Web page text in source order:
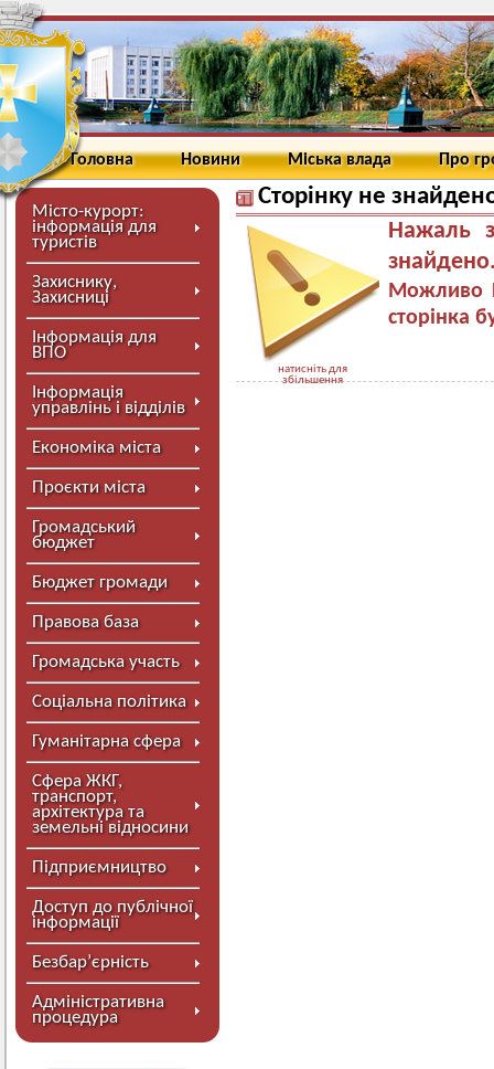
Головна Новини Міська влада Про
Місто-курорт:
інформація для
туристів
Захиснику,
Захисниці
Інформація для
ВПО
Інформація
управлінь і відділів
Економіка міста
Проєкти міста
Громадський
бюджет
Бюджет громади
Правова база
Громадська участь
Соціальна політика
Гуманітарна сфера
Сфера ЖКГ,
транспорт,
архітектура та
земельні відносини
Підприємництво
Доступ до публічної
інформації
Безбар’єрність
Адміністративна
процедура
Сторінку не
натисніть для
збільшення
Нажаль
Можливо
сторінка